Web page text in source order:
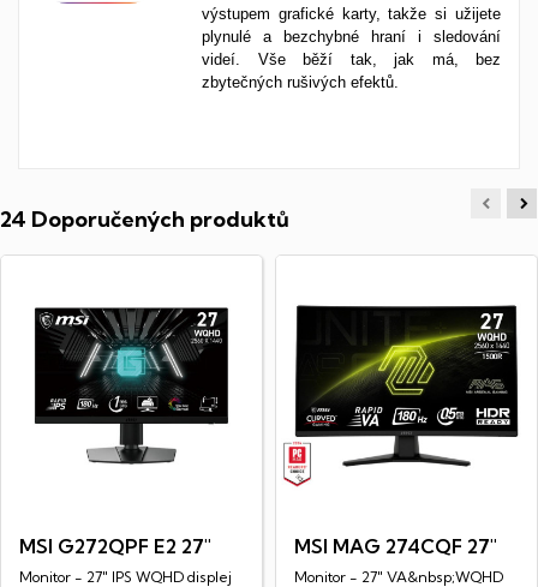
výstupem grafické karty, takže si užijete
plynulé a bezchybné hraní i sledování
videí. Vše běží tak, jak má, bez
zbytečných rušivých efektů.
24 Doporučených produktů
MSI G272QPF E2 27"
Monitor - 27" IPS WQHD displej
MSI MAG 274CQF 27"
Monitor - 27" VA&nbsp;WQHD